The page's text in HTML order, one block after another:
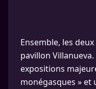
Ensemble, les
pavillon
expositions
monégasques »